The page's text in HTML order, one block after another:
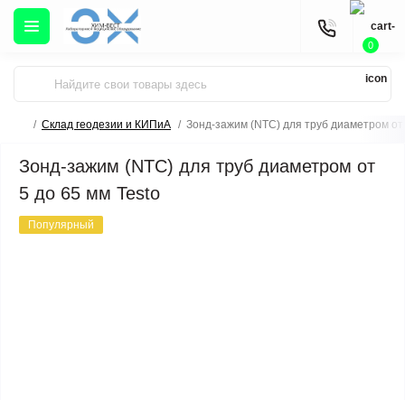
0
Склад геодезии и КИПиА Зонд-зажим (NTC) для труб диаметром
Зонд-зажим (NTC) для труб диаметром от
5 до 65 мм Testo
Популярный